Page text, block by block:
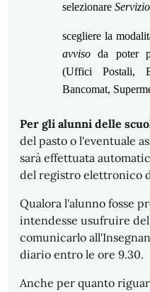
selezionare
scegliere la
avvisoda poter
(Uffici Postali,
Bancomat,
Per gli alunni delle
del pasto o l'eventuale
sarà effettuata
del registro elettronico
Qualora l'alunno fosse
intendesse usufruire
comunicarlo
diario entro le ore 9.30.
Anche per quanto